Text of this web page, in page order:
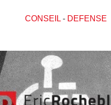
CONSEIL- DEFENSE